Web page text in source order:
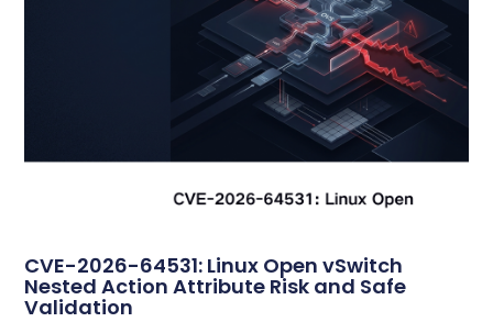
CVE-2026-64531: Linux Open vSwitch
Nested Action Attribute Risk and Safe
Validation